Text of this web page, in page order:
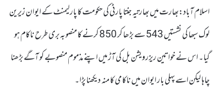
اسلام آباد:بھارت میں بھارتیہ جنتا پارٹی کی حکومت کا پارلیمنٹ کے ایوان زیرین
لوک سبھا کی نشستیں 543 سے بڑھا کر 850 کرنے کا منصوبہ بری طرح ناکام ہو
گیا۔ اس نے خواتین ریزرویشن بل کی آڑ میں اپنے مذموم منصوبے کو آگے بڑھنا
چاہا لیکن اسے پہلی بار ایوان میں ناکامی کا منہ دیکھنا پڑا۔